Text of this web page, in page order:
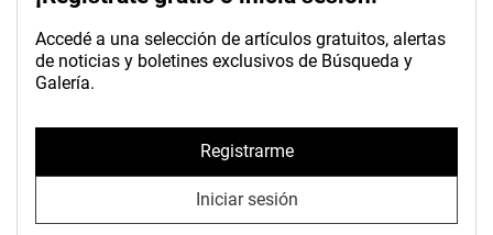
Accedé a una selección de artículos gratuitos, alertas
de noticias y boletines exclusivos de Búsqueda y
Galería.
Registrarme
Iniciar sesión